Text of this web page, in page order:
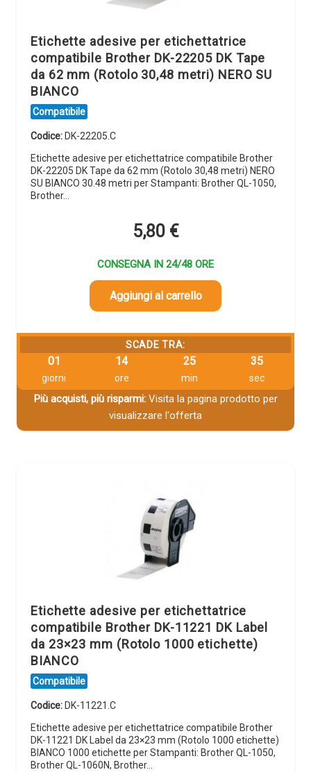
Etichette adesive per etichettatrice
compatibile Brother DK-22205 DK Tape
da 62 mm (Rotolo 30,48 metri) NERO SU
BIANCO
Compatibile
Codice: DK-22205.C
Etichette adesive per etichettatrice compatibile Brother
DK-22205 DK Tape da 62 mm (Rotolo 30,48 metri) NERO
SU BIANCO 30.48 metri per Stampanti: Brother QL-1050,
Brother…
5,80 €
CONSEGNA IN 24/48 ORE
Aggiungi al carrello
SCADE TRA:
01
giorni
14
ore
25
min
33
sec
Più acquisti, più risparmi:Visita la pagina prodotto per
visualizzare l'offerta
Etichette adesive per etichettatrice
compatibile Brother DK-11221 DK Label
da 23×23 mm (Rotolo 1000 etichette)
BIANCO
Compatibile
Codice: DK-11221.C
Etichette adesive per etichettatrice compatibile Brother
DK-11221 DK Label da 23×23 mm (Rotolo 1000 etichette)
BIANCO 1000 etichette per Stampanti: Brother QL-1050,
Brother QL-1060N, Brother…